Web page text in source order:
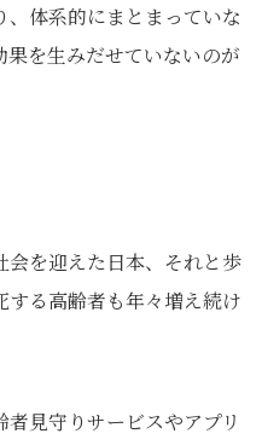
体系的にまとまっていな
を生みだせていないのが
を迎えた日本、それと歩
る高齢者も年々増え続け
見守りサービスやアプリ